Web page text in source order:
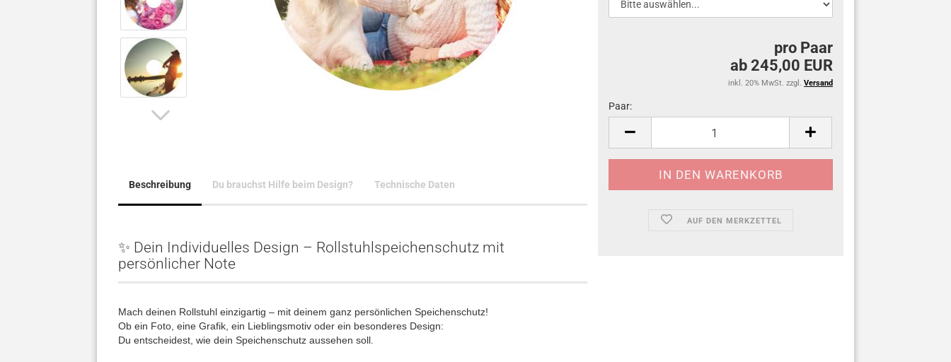
pro Paar
ab 245,00 EUR
inkl. 20% MwSt. zzgl. Versand
Paar:
Paar
AUF DEN MERKZETTEL
Beschreibung Du brauchst Hilfe beim Design? Technische Daten
✨ Dein Individuelles Design – Rollstuhlspeichenschutz mit
persönlicher Note
Mach deinen Rollstuhl einzigartig – mit deinem ganz persönlichen Speichenschutz!
Ob ein Foto, eine Grafik, ein Lieblingsmotiv oder ein besonderes Design:
Du entscheidest, wie dein Speichenschutz aussehen soll.